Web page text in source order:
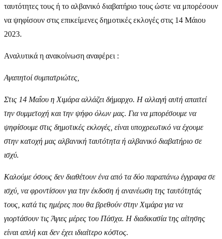
ταυτότητες τους ή το αλβανικό διαβατήριο τους ώστε να μπορέσουν
να ψηφίσουν στις επικείμενες δημοτικές εκλογές στις 14 Μάιου
2023.
Αναλυτικά η ανακοίνωση αναφέρει :
Αγαπητοί συμπατριώτες,
Στις 14 Μαΐου η Χιμάρα αλλάζει δήμαρχο. Η αλλαγή αυτή απαιτεί
την συμμετοχή και την ψήφο όλων μας. Για να μπορέσουμε να
ψηφίσουμε στις δημοτικές εκλογές, είναι υποχρεωτικό να έχουμε
στην κατοχή μας αλβανική ταυτότητα ή αλβανικό διαβατήριο σε
ισχύ.
Καλούμε όσους δεν διαθέτουν ένα από τα δύο παραπάνω έγγραφα σε
ισχύ, να φροντίσουν για την έκδοση ή ανανέωση της ταυτότητάς
τους, κατά τις ημέρες που θα βρεθούν στην Χιμάρα για να
γιορτάσουν τις Άγιες μέρες του Πάσχα. Η διαδικασία της αίτησης
είναι απλή και δεν έχει ιδιαίτερο κόστος.